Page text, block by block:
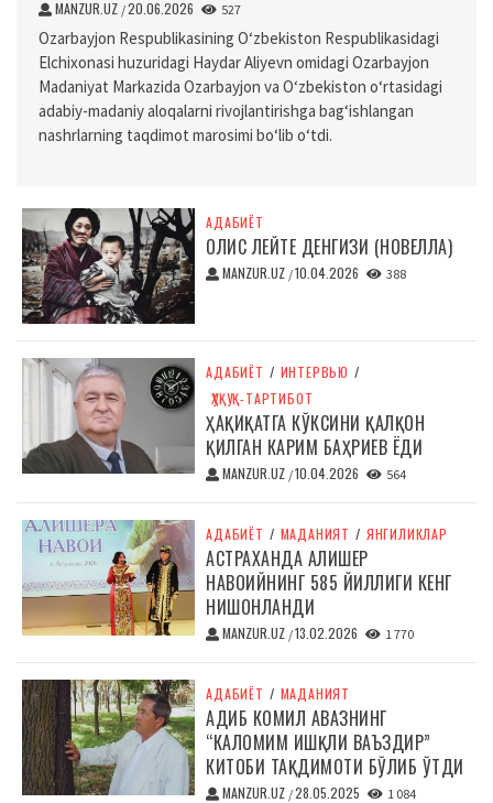
MANZUR.UZ /20.06.2026 527
Ozarbayjon Respublikasining O‘zbekiston Respublikasidagi
Elchixonasi huzuridagi Haydar Aliyevn omidagi Ozarbayjon
Madaniyat Markazida Ozarbayjon va O‘zbekiston o‘rtasidagi
adabiy-madaniy aloqalarni rivojlantirishga bag‘ishlangan
nashrlarning taqdimot marosimi bo‘lib o‘tdi.
АДАБИЁТ
ОЛИС ЛЕЙТЕ ДЕНГИЗИ (НОВЕЛЛА)
MANZUR.UZ /10.04.2026 388
АДАБИЁТ / ИНТЕРВЬЮ /
ҲУҚУҚ-ТАРТИБОТ
ҲАҚИҚАТГА КЎКСИНИ ҚАЛҚОН
ҚИЛГАН КАРИМ БАҲРИЕВ ЁДИ
MANZUR.UZ /10.04.2026 564
АДАБИЁТ / МАДАНИЯТ / ЯНГИЛИКЛАР
АСТРАХАНДА АЛИШЕР
НАВОИЙНИНГ 585 ЙИЛЛИГИ КЕНГ
НИШОНЛАНДИ
MANZUR.UZ /13.02.2026 1 770
АДАБИЁТ / МАДАНИЯТ
АДИБ КОМИЛ АВАЗНИНГ
“КАЛОМИМ ИШҚЛИ ВАЪЗДИР”
КИТОБИ ТАҚДИМОТИ БЎЛИБ ЎТДИ
MANZUR.UZ /28.05.2025 1 084